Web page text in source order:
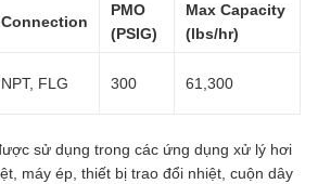
Connection
PMO
(PSIG)
Max Capacity
(lbs/hr)
NPT, FLG 300 61,300
sử dụng trong các ứng dụng xử lý hơi
máy ép, thiết bị trao đổi nhiệt, cuộn dây